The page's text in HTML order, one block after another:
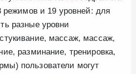
режимов и 19 уровней: для
разные уровни
массаж, массаж,
разминание, тренировка,
пользователи могут